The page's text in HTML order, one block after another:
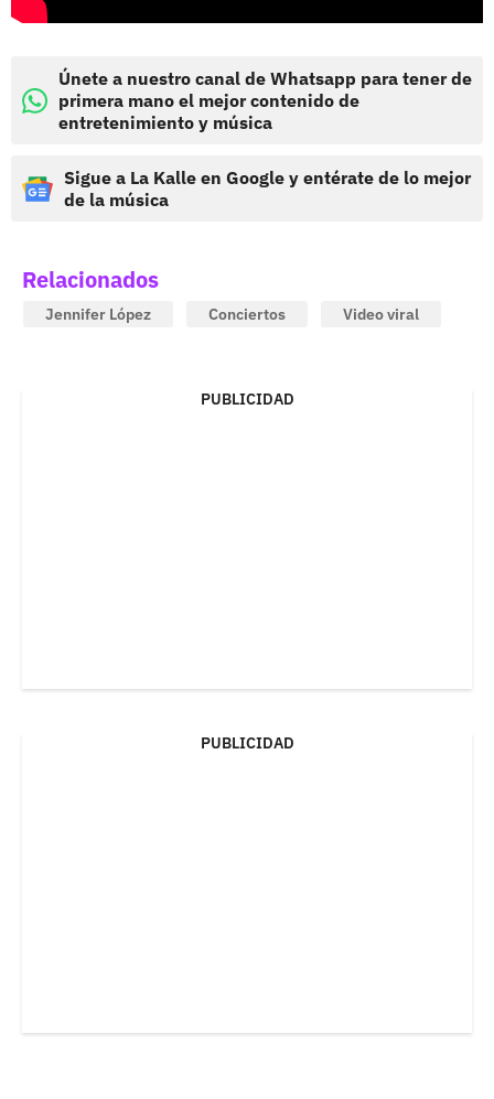
Únete a nuestro canal de Whatsapp para tener de
primera mano el mejor contenido de
entretenimiento y música
Sigue a La Kalle en Google y entérate de lo mejor
de la música
Relacionados
Jennifer López Conciertos Video viral
PUBLICIDAD
PUBLICIDAD